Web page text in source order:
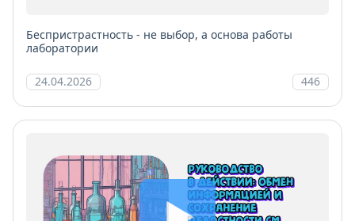
Беспристрастность - не выбор, а основа работы
лаборатории
24.04.2026 446